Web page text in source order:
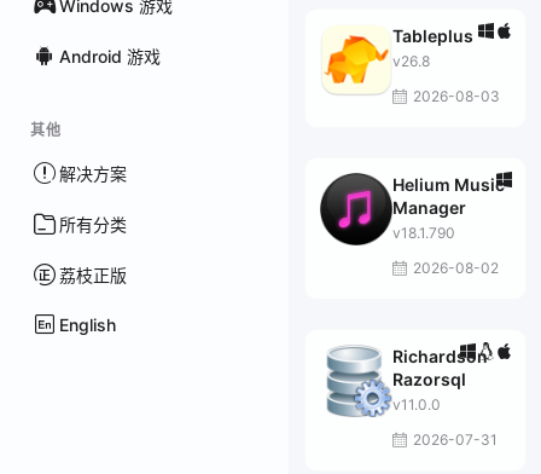
Windows 游戏
Android 游戏
其他
解决方案
所有分类
荔枝正版
English
Tableplus
v26.8
2026-08-03
Helium Music
Manager
v18.1.790
2026-08-02
Richardson
Razorsql
v11.0.0
2026-07-31